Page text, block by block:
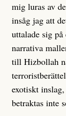
mig luras av
insåg jag att
uttalade sig
narrativa
till Hizbollah
exotiskt
betraktas inte